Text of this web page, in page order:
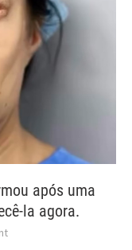
após uma
la agora.